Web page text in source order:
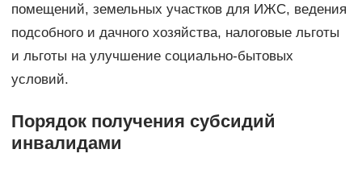
помещений, земельных участков для ИЖС, ведения
подсобного и дачного хозяйства, налоговые льготы
и льготы на улучшение социально-бытовых
условий.
Порядок получения субсидий
инвалидами